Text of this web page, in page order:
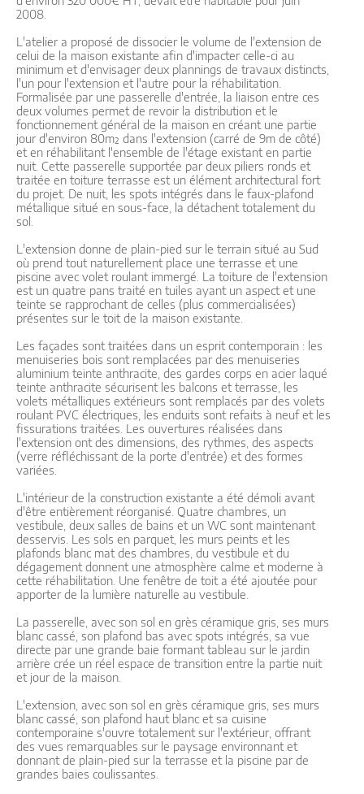
2008.
L'atelier a proposé de dissocier le volume de l'extension de
celui de la maison existante afin d'impacter celle-ci au
minimum et d'envisager deux plannings de travaux distincts,
l'un pour l'extension et l'autre pour la réhabilitation.
Formalisée par une passerelle d'entrée, la liaison entre ces
deux volumes permet de revoir la distribution et le
fonctionnement général de la maison en créant une partie
jour d'environ 80m² dans l'extension (carré de 9m de côté)
et en réhabilitant l'ensemble de l'étage existant en partie
nuit. Cette passerelle supportée par deux piliers ronds et
traitée en toiture terrasse est un élément architectural fort
du projet. De nuit, les spots intégrés dans le faux-plafond
métallique situé en sous-face, la détachent totalement du
sol.
L'extension donne de plain-pied sur le terrain situé au Sud
où prend tout naturellement place une terrasse et une
piscine avec volet roulant immergé. La toiture de l'extension
est un quatre pans traité en tuiles ayant un aspect et une
teinte se rapprochant de celles (plus commercialisées)
présentes sur le toit de la maison existante.
Les façades sont traitées dans un esprit contemporain : les
menuiseries bois sont remplacées par des menuiseries
aluminium teinte anthracite, des gardes corps en acier laqué
teinte anthracite sécurisent les balcons et terrasse, les
volets métalliques extérieurs sont remplacés par des volets
roulant PVC électriques, les enduits sont refaits à neuf et les
fissurations traitées. Les ouvertures réalisées dans
l'extension ont des dimensions, des rythmes, des aspects
(verre réfléchissant de la porte d'entrée) et des formes
variées.
L'intérieur de la construction existante a été démoli avant
d'être entièrement réorganisé. Quatre chambres, un
vestibule, deux salles de bains et un WC sont maintenant
desservis. Les sols en parquet, les murs peints et les
plafonds blanc mat des chambres, du vestibule et du
dégagement donnent une atmosphère calme et moderne à
cette réhabilitation. Une fenêtre de toit a été ajoutée pour
apporter de la lumière naturelle au vestibule.
La passerelle, avec son sol en grès céramique gris, ses murs
blanc cassé, son plafond bas avec spots intégrés, sa vue
directe par une grande baie formant tableau sur le jardin
arrière crée un réel espace de transition entre la partie nuit
et jour de la maison.
L'extension, avec son sol en grès céramique gris, ses murs
blanc cassé, son plafond haut blanc et sa cuisine
contemporaine s'ouvre totalement sur l'extérieur, offrant
des vues remarquables sur le paysage environnant et
donnant de plain-pied sur la terrasse et la piscine par de
grandes baies coulissantes.